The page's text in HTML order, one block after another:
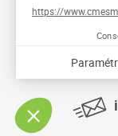
91026